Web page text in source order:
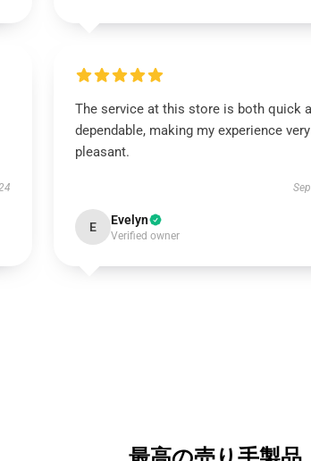
The service at this store is both quick
dependable, making my experience very
pleasant.
E Evelyn
Verified owner